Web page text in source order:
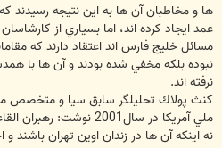
ها و مخاطبان آن ها به اين نتيجه رسيدند
عمد ايجاد كرده اند، اما بسياري از
مسائل خليج فارس اند اعتقاد دارند كه
نبوده بلكه مخفي شده بودند و آن ها با
نرفته اند.
كنث پولاك تحليلگر سابق سيا و متخصص
ملي آمريكا در سال2001
نه اينكه آن ها در زندان اوين تهران باشند